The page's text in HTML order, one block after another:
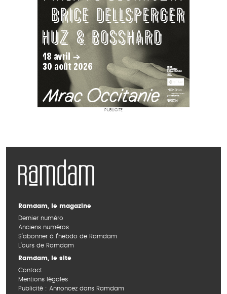
PUBLICITÉ
Ramdam, le magazine
Dernier numéro
Anciens numéros
S’abonner à l’hebdo de Ramdam
L’ours de Ramdam
Ramdam, le site
Contact
Mentions légales
Publicité : Annoncez dans Ramdam